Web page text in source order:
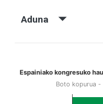
Aduna
Espainiako kongresuko
Boto kopurua -